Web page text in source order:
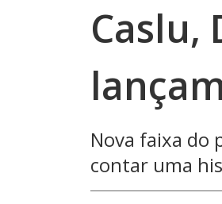
Caslu,
Nova faixa do
contar uma